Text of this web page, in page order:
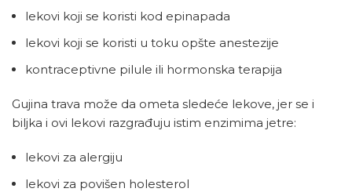
lekovi koji se koristi kod epinapada
lekovi koji se koristi u toku opšte anestezije
kontraceptivne pilule ili hormonska terapija
Gujina trava može da ometa sledeće lekove, jer se i
biljka i ovi lekovi razgrađuju istim enzimima jetre:
lekovi za alergiju
lekovi za povišen holesterol